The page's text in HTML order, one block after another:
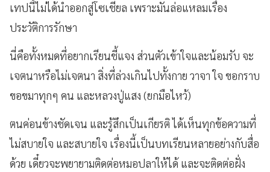
เทปนี้ไม่ได้นำออกสู่โซเชียล เพราะมันล่อแหลมเรื่อง
ประวัติการรักษา
นี่คือทั้งหมดที่อยากเรียนชี้แจง ส่วนตัวเข้าใจและน้อมรับ จะ
เจตนาหรือไม่เจตนา สิ่งที่ล่วงเกินไปทั้งกาย วาจา ใจ ขอกราบ
ขอขมาทุกๆ คน และหลวงปู่แสง (ยกมือไหว้)
ตนค่อนข้างชัดเจน และรู้สึกเป็นเกียรติ ได้เห็นทุกข้อความที่
ไม่สบายใจ และสบายใจ เรื่องนี้เป็นบทเรียนหลายอย่างกับสื่อ
ด้วย เดี๋ยวจะพยายามติดต่อหมอปลาให้ได้ และจะติดต่อฝั่ง